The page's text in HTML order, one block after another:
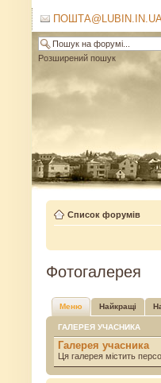
Розширений пошук
Список форумів
Фотогалерея
Меню Найкращі
ГАЛЕРЕЯ УЧАСНИКА
Галерея учасника
Ця галерея містить